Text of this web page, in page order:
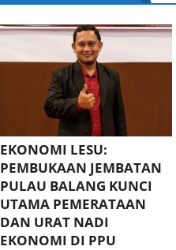
EKONOMI LESU:
PEMBUKAAN JEMBATAN
PULAU BALANG KUNCI
UTAMA PEMERATAAN
DAN URAT NADI
EKONOMI DI PPU